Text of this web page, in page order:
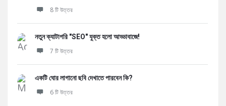
8 টি উত্তর
নতুন ক্যাটাগরি "SEO" যুক্ত হলো আড্ডাবাজে!
7 টি উত্তর
একটি ঘোর লাগানো ছবি দেখাতে পারবেন কি?
6 টি উত্তর